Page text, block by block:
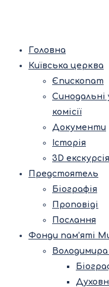
Головна
Київська церква
Єпископат
комісії
Документи
Історія
3D
Предстоятель
Біографія
Проповіді
Послання
Фонди пам’яті
Володимира